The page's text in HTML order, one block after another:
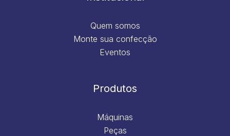
Quem somos
Monte sua confecção
Eventos
Produtos
Máquinas
Peças